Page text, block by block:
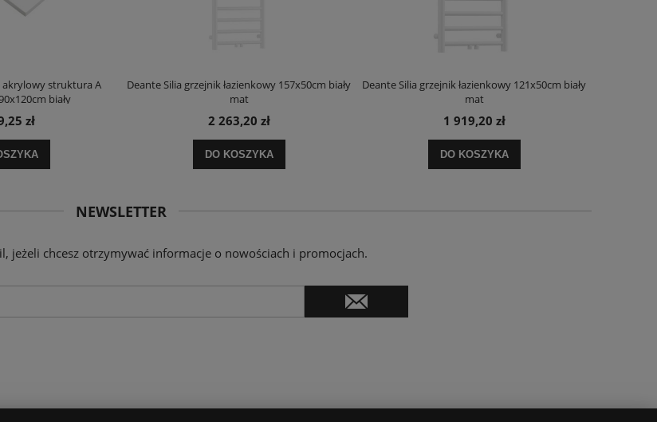
akrylowy struktura A
biały
zł
Deante Silia grzejnik łazienkowy 157x50cm biały
mat
2 263,20 zł
DO KOSZYKA
Deante Silia grzejnik łazienkowy 121x50cm biały
mat
1 919,20 zł
DO KOSZYKA
NEWSLETTER
jeżeli chcesz otrzymywać informacje o nowościach i promocjach.